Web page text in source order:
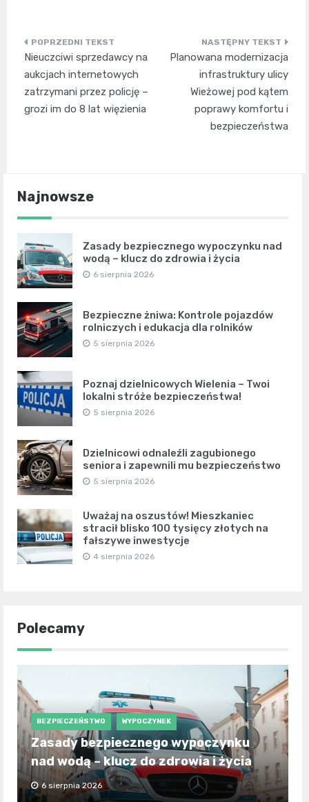
Nawigacja
wpisu
Nieuczciwi sprzedawcy na
aukcjach internetowych
zatrzymani przez policję –
grozi im do 8 lat więzienia
Planowana modernizacja
infrastruktury ulicy
Wieżowej pod kątem
poprawy komfortu i
bezpieczeństwa
Najnowsze
Zasady bezpiecznego wypoczynku nad
wodą – klucz do zdrowia i życia
6 sierpnia 2026
Bezpieczne żniwa: Kontrole pojazdów
rolniczych i edukacja dla rolników
5 sierpnia 2026
Poznaj dzielnicowych Wielenia – Twoi
lokalni stróże bezpieczeństwa!
5 sierpnia 2026
Dzielnicowi odnaleźli zagubionego
seniora i zapewnili mu bezpieczeństwo
5 sierpnia 2026
Uważaj na oszustów! Mieszkaniec
stracił blisko 100 tysięcy złotych na
fałszywe inwestycje
4 sierpnia 2026
Polecamy
BEZPIECZEŃSTWO WYPOCZYNEK
Zasady bezpiecznego wypoczynku
nad wodą – klucz do zdrowia i życia
6 sierpnia 2026